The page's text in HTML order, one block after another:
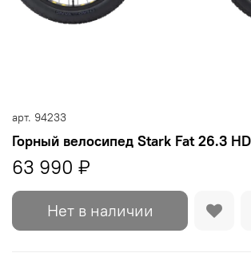
арт. 94233
Горный велосипед Stark Fat 26.3
63 990 ₽
Нет в наличии